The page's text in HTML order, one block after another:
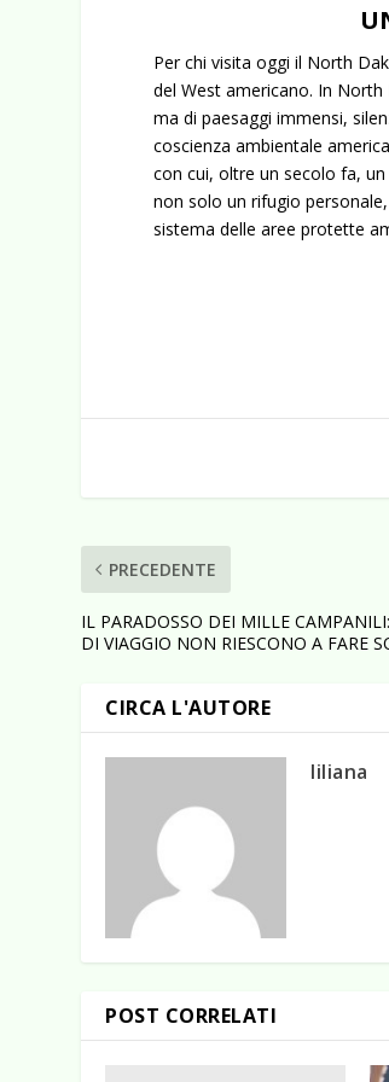
Per chi visita oggi il North
del West americano. In
ma di paesaggi immensi,
coscienza ambientale
con cui, oltre un secolo fa,
non solo un rifugio
sistema delle aree protette
PRECEDENTE
IL PARADOSSO DEI MILLE
DI VIAGGIO NON RIESCONO A FARE
CIRCA L'AUTORE
liliana
POST CORRELATI